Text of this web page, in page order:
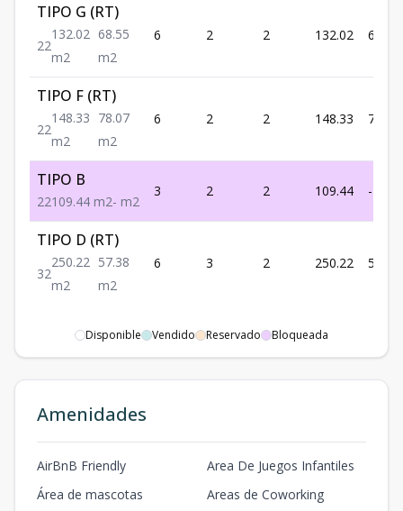
TIPO G (RT)
22
132.02
m2
68.55
m2
6 2 2 132.02 68.55
TIPO F (RT)
22
148.33
m2
78.07
m2
6 2 2 148.33 78.07
TIPO B
22109.44 m2- m2
3 2 2 109.44 -
TIPO D (RT)
32
250.22
m2
57.38
m2
6 3 2 250.22 57.38
Disponible Vendido Reservado Bloqueada
Amenidades
AirBnB Friendly
Area De Juegos Infantiles
Área de mascotas
Areas de Coworking